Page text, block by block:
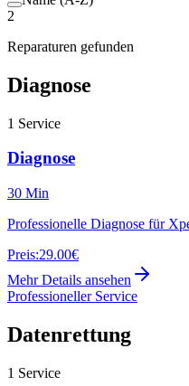
2
Reparaturen gefunden
Diagnose
1 Service
Diagnose
30 Min
Professionelle Diagnose für
Preis:29.00€
Mehr Details ansehen
Professioneller Service
Datenrettung
1 Service